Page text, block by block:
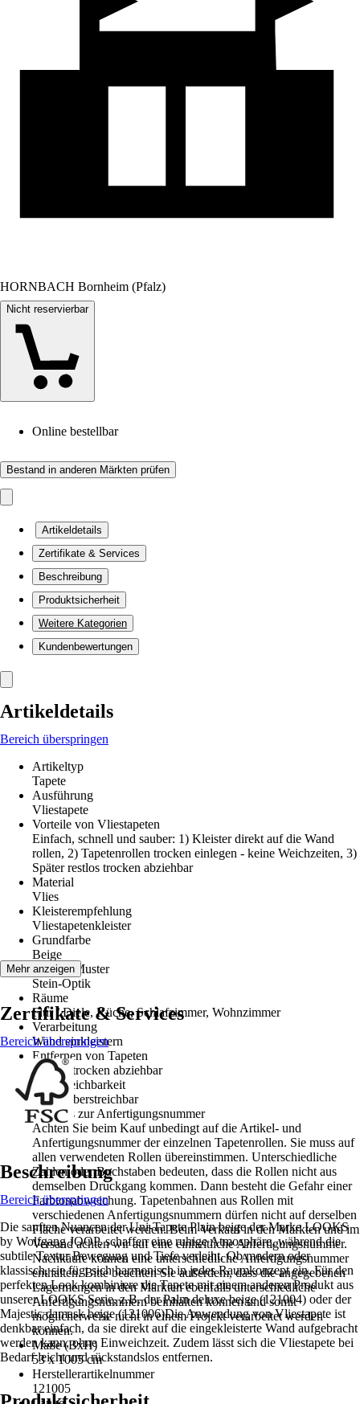
HORNBACH Bornheim (Pfalz)
Nicht reservierbar
Online bestellbar
Bestand in anderen Märkten prüfen
Artikeldetails
Zertifikate & Services
Beschreibung
Produktsicherheit
Weitere Kategorien
Kundenbewertungen
Artikeldetails
Bereich überspringen
Artikeltyp
Tapete
Ausführung
Vliestapete
Vorteile von Vliestapeten
Einfach, schnell und sauber: 1) Kleister direkt auf die Wand
rollen, 2) Tapetenrollen trocken einlegen - keine Weichzeiten, 3)
Später restlos trocken abziehbar
Material
Vlies
Kleisterempfehlung
Vliestapetenkleister
Grundfarbe
Beige
Dekor / Muster
Stein-Optik
Räume
Flur / Diele, Küche, Schlafzimmer, Wohnzimmer
Verarbeitung
Wand einkleistern
Entfernen von Tapeten
Restlos trocken abziehbar
Überstreichbarkeit
Nicht Überstreichbar
Hinweis zur Anfertigungsnummer
Achten Sie beim Kauf unbedingt auf die Artikel- und
Anfertigungsnummer der einzelnen Tapetenrollen. Sie muss auf
allen verwendeten Rollen übereinstimmen. Unterschiedliche
Zahlen oder Buchstaben bedeuten, dass die Rollen nicht aus
demselben Druckgang kommen. Dann besteht die Gefahr einer
Farbtonabweichung. Tapetenbahnen aus Rollen mit
verschiedenen Anfertigungsnummern dürfen nicht auf derselben
Fläche verarbeitet werden. Beim Verkauf in den Märkten und im
Versand achten wir auf eine einheitliche Anfertigungsnummer.
Nachkäufe können eine unterschiedliche Anfertigungsnummer
enthalten. Bitte beachten Sie außerdem, dass die angegebenen
Lagermengen in den Märkten ebenfalls unterschiedliche
Anfertigungsnummern beinhalten können und somit
möglicherweise nicht in einem Projekt verarbeitet werden
können.
Maße (BxH)
53 x 1005 cm
Herstellerartikelnummer
121005
Mehr anzeigen
Zertifikate & Services
Bereich überspringen
Beschreibung
Bereich überspringen
Die sanften Nuancen der Uni-Tapete Plain beige der Marke LOOKS
by Wolfgang JOOP, schaffen eine ruhige Atmosphäre, während die
subtile Textur Bewegung und Tiefe verleiht. Ob modern oder
klassisch, sie fügt sich harmonisch in jedes Raumkonzept ein. Für den
perfekten Look kombiniere die Tapete mit einem anderen Produkt aus
unserer LOOKS Serie, z.B. der Palm deluxe beige (121004) oder der
Majestic damask beige (121006)Die Anwendung von Vliestapete ist
denkbar einfach, da sie direkt auf die eingekleisterte Wand aufgebracht
werden kann, ohne Einweichzeit. Zudem lässt sich die Vliestapete bei
Bedarf leicht und rückstandslos entfernen.